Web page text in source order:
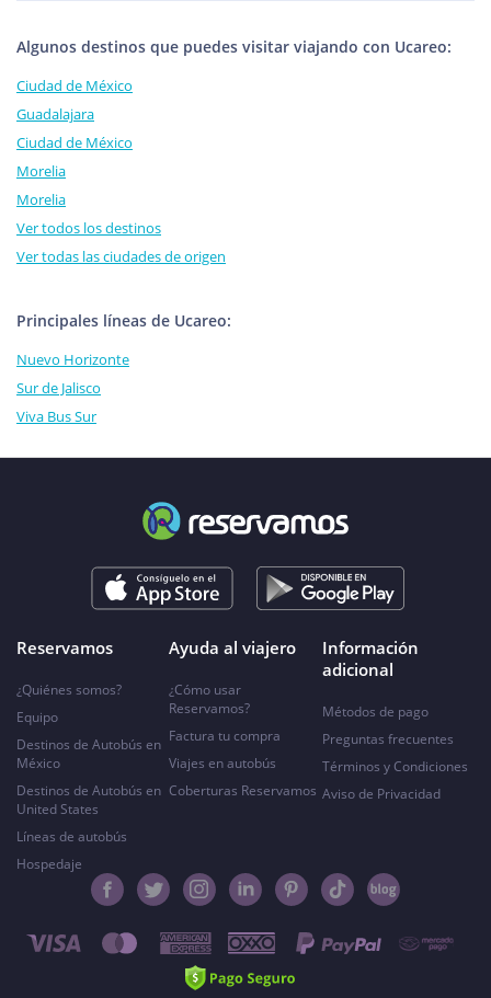
Algunos destinos que puedes visitar viajando con Ucareo:
Ciudad de México
Guadalajara
Ciudad de México
Morelia
Morelia
Ver todos los destinos
Ver todas las ciudades de origen
Principales líneas de Ucareo:
Nuevo Horizonte
Sur de Jalisco
Viva Bus Sur
Reservamos
¿Quiénes somos?
Equipo
Destinos de Autobús en
México
Destinos de Autobús en
United States
Líneas de autobús
Hospedaje
Ayuda al viajero
¿Cómo usar
Reservamos?
Factura tu compra
Viajes en autobús
Coberturas Reservamos
Información
adicional
Métodos de pago
Preguntas frecuentes
Términos y Condiciones
Aviso de Privacidad